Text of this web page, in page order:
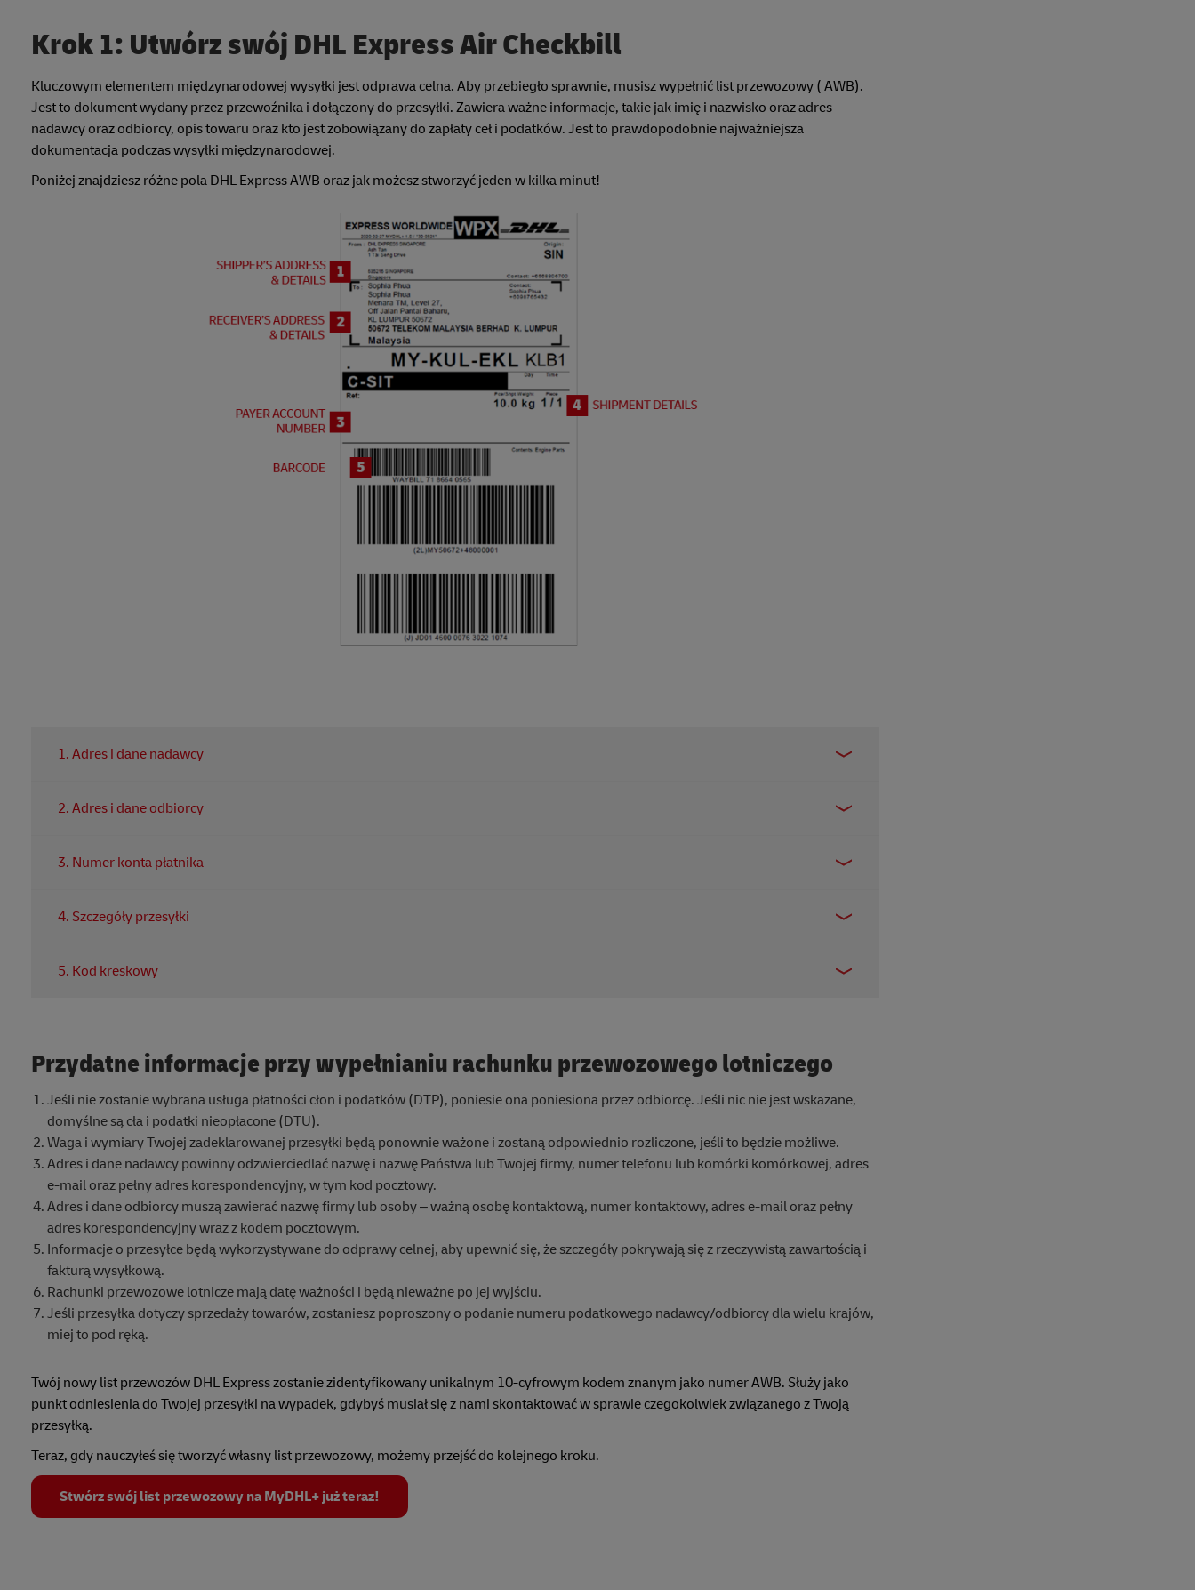
Krok 1: Utwórz swój DHL Express Air Checkbill
Kluczowym elementem międzynarodowej wysyłki jest odprawa celna. Aby przebiegło sprawnie, musisz wypełnić list przewozowy ( AWB).
Jest to dokument wydany przez przewoźnika i dołączony do przesyłki. Zawiera ważne informacje, takie jak imię i nazwisko oraz adres
nadawcy oraz odbiorcy, opis towaru oraz kto jest zobowiązany do zapłaty ceł i podatków. Jest to prawdopodobnie najważniejsza
dokumentacja podczas wysyłki międzynarodowej.
Poniżej znajdziesz różne pola DHL Express AWB oraz jak możesz stworzyć jeden w kilka minut!
1. Adres i dane nadawcy
2. Adres i dane odbiorcy
3. Numer konta płatnika
4. Szczegóły przesyłki
5. Kod kreskowy
Przydatne informacje przy wypełnianiu rachunku przewozowego lotniczego
Jeśli nie zostanie wybrana usługa płatności cłon i podatków (DTP), poniesie ona poniesiona przez odbiorcę. Jeśli nic nie jest wskazane,
domyślne są cła i podatki nieopłacone (DTU).
Waga i wymiary Twojej zadeklarowanej przesyłki będą ponownie ważone i zostaną odpowiednio rozliczone, jeśli to będzie możliwe.
Adres i dane nadawcy powinny odzwierciedlać nazwę i nazwę Państwa lub Twojej firmy, numer telefonu lub komórki komórkowej, adres
e-mail oraz pełny adres korespondencyjny, w tym kod pocztowy.
Adres i dane odbiorcy muszą zawierać nazwę firmy lub osoby – ważną osobę kontaktową, numer kontaktowy, adres e-mail oraz pełny
adres korespondencyjny wraz z kodem pocztowym.
Informacje o przesyłce będą wykorzystywane do odprawy celnej, aby upewnić się, że szczegóły pokrywają się z rzeczywistą zawartością i
fakturą wysyłkową.
Rachunki przewozowe lotnicze mają datę ważności i będą nieważne po jej wyjściu.
Jeśli przesyłka dotyczy sprzedaży towarów, zostaniesz poproszony o podanie numeru podatkowego nadawcy/odbiorcy dla wielu krajów,
miej to pod ręką.
Twój nowy list przewozów DHL Express zostanie zidentyfikowany unikalnym 10-cyfrowym kodem znanym jako numer AWB. Służy jako
punkt odniesienia do Twojej przesyłki na wypadek, gdybyś musiał się z nami skontaktować w sprawie czegokolwiek związanego z Twoją
przesyłką.
Teraz, gdy nauczyłeś się tworzyć własny list przewozowy, możemy przejść do kolejnego kroku.
Stwórz swój list przewozowy na MyDHL+ już teraz!